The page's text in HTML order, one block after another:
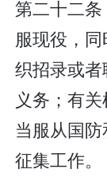
第二十二
服现役，
织招录或
义务；有
当服从国
征集工作。